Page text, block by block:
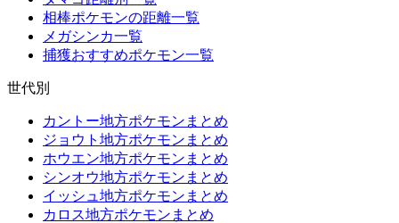
相棒ポケモンの距離一覧
メガシンカ一覧
捕獲おすすめポケモン一覧
世代別
カントー地方ポケモンまとめ
ジョウト地方ポケモンまとめ
ホウエン地方ポケモンまとめ
シンオウ地方ポケモンまとめ
イッシュ地方ポケモンまとめ
カロス地方ポケモンまとめ